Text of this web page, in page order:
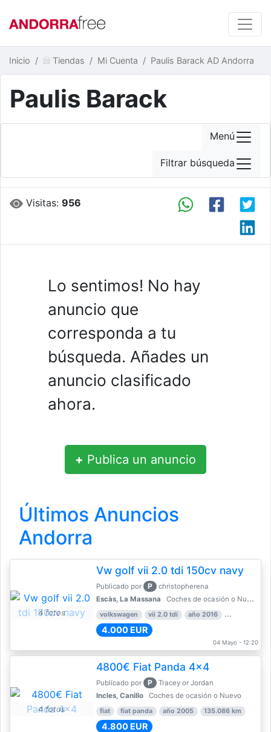
Inicio Tiendas Mi Cuenta Paulis Barack AD Andorra
Paulis Barack
Visitas:956
Lo sentimos! No hay
anuncio que
corresponda a tu
búsqueda. Añades un
anuncio clasificado
ahora.
+ Publica un anuncio
Últimos Anuncios
Andorra
4 fotos
Vw golf vii 2.0 tdi 150cv navy
Publicado por P
christopherena
Escàs, La Massana
Coches de ocasión o Nuevo
volkswagen vii 2.0 tdi año 2016 80.000 km
4.000 EUR
04 Mayo - 12:20
4 fotos
4800€ Fiat Panda 4x4
Publicado por P
Tracey or Jordan
Incles, Canillo
Coches de ocasión o Nuevo
fiat fiat panda año 2005 135.086 km
4.800 EUR
Menú
Filtrar búsqueda